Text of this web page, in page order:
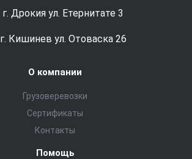
г. Дрокия ул. Етернитате 3
г. Кишинев ул. Отоваска 26
О компании
Грузоверевозки
Сертификаты
Контакты
Помощь